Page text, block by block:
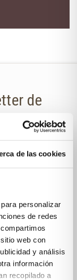
de las cookies
personalizar
de redes
web con
y análisis
información
recopilado a
de
las